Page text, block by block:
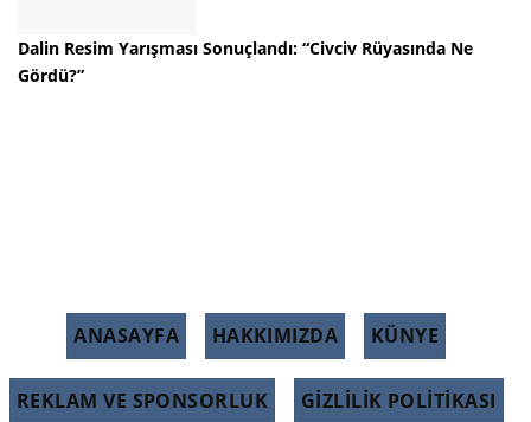
Dalin Resim Yarışması Sonuçlandı: “Civciv Rüyasında Ne
Gördü?”
ANASAYFA HAKKIMIZDA KÜNYE
REKLAM VE SPONSORLUK GIZLILIK POLITIKASI